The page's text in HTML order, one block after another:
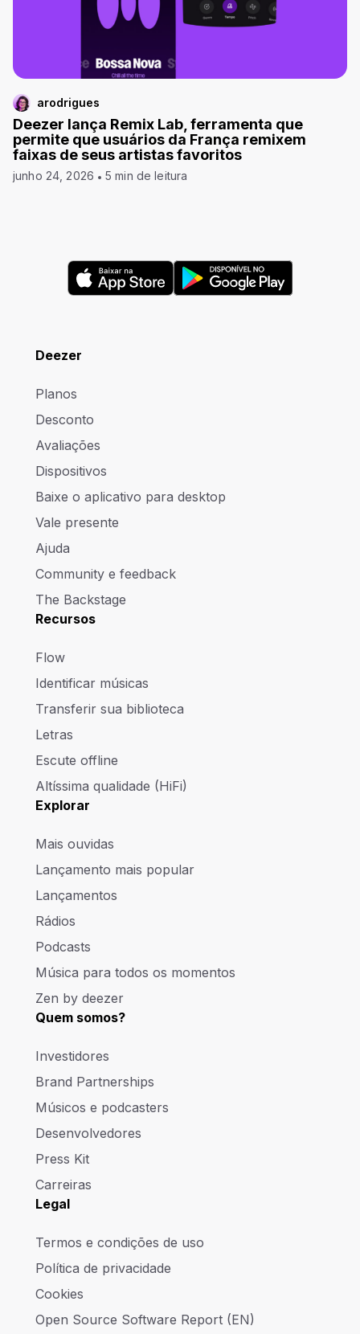
arodrigues
Deezer lança Remix Lab, ferramenta que
permite que usuários da França remixem
faixas de seus artistas favoritos
junho 24, 2026 5 min de leitura
Deezer
Planos
Desconto
Avaliações
Dispositivos
Baixe o aplicativo para desktop
Vale presente
Ajuda
Community e feedback
The Backstage
Recursos
Flow
Identificar músicas
Transferir sua biblioteca
Letras
Escute offline
Altíssima qualidade (HiFi)
Explorar
Mais ouvidas
Lançamento mais popular
Lançamentos
Rádios
Podcasts
Música para todos os momentos
Zen by deezer
Quem somos?
Investidores
Brand Partnerships
Músicos e podcasters
Desenvolvedores
Press Kit
Carreiras
Legal
Termos e condições de uso
Política de privacidade
Cookies
Open Source Software Report (EN)